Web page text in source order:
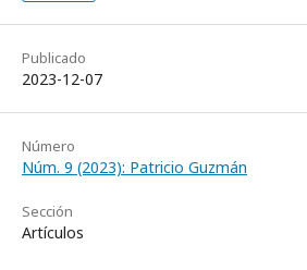
Publicado
2023-12-07
Número
Núm. 9 (2023): Patricio Guzmán
Sección
Artículos